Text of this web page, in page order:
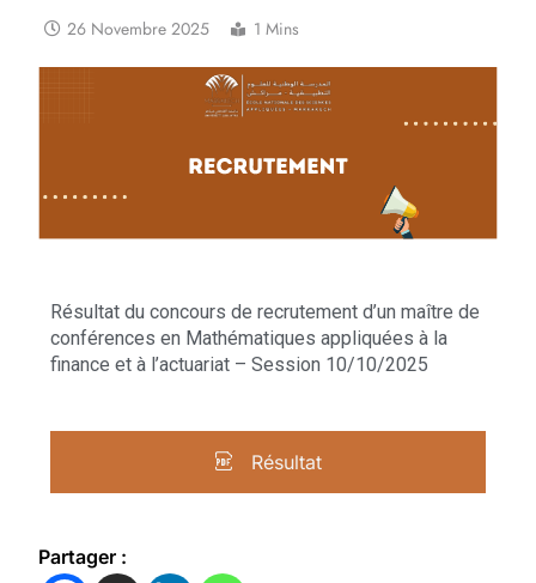
26 Novembre 2025 1 Mins
Résultat du concours de recrutement d’un maître de
conférences en Mathématiques appliquées à la
finance et à l’actuariat – Session 10/10/2025
Résultat
Partager :